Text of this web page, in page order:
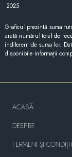
2025
Graficul prezintă suma
arată numărul total de
indiferent de sursa lor.
disponibile informații
ACASĂ
DESPRE
TERMENI ȘI CONDIȚII